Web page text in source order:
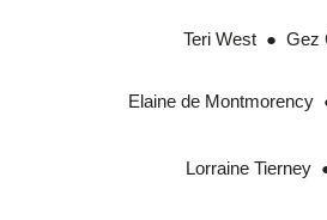
Teri West ● Gez
Elaine de Montmorency
Lorraine Tierney